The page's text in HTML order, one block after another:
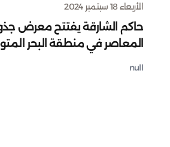
الأربعاء 18 سبتمبر 2024
حاكم الشارقة يفتتح معرض
المعاصر في منطقة البحر
null